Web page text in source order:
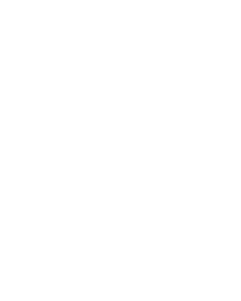
med nationell och
PwC:s kontor i Stockholm med
with national and international
Stockholm, specialising in Tax